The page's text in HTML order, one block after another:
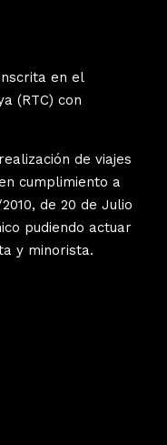
en el
(RTC) con
de viajes
cumplimiento a
de 20 de Julio
pudiendo actuar
y minorista.